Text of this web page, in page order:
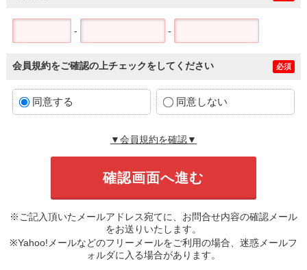
- -
会員規約をご確認の上チェックをしてください 必須
同意する 同意しない
▼会員規約を確認▼
※ご記入頂いたメールアドレス宛てに、お問合せ内容の確認メール
をお送りいたします。
※Yahoo!メールなどのフリーメールをご利用の場合、迷惑メールフ
ォルダに入る場合があります。